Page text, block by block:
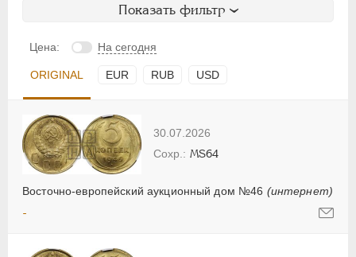
Показать фильтр
Цена: На сегодня
ORIGINAL EUR RUB USD
30.07.2026
Восточно-европейский аукционный дом №46 (интернет)
MS64
-